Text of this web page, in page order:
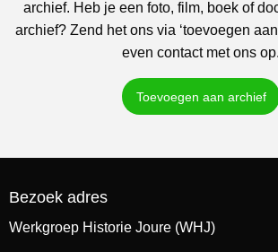
archief. Heb je een foto, film, boek of
archief? Zend het ons via ‘toevoegen
even contact met ons op.
Toevoegen aan archief
Bezoek adres
Werkgroep Historie Joure (WHJ)